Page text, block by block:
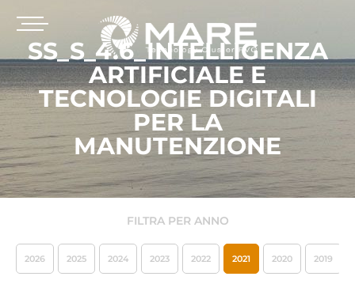
SS_S_4.6_INTELLIGENZA
ARTIFICIALE E
TECNOLOGIE DIGITALI
PER LA
MANUTENZIONE
FILTRA PER ANNO
2026 2025 2024 2023 2022 2021 2020 2019